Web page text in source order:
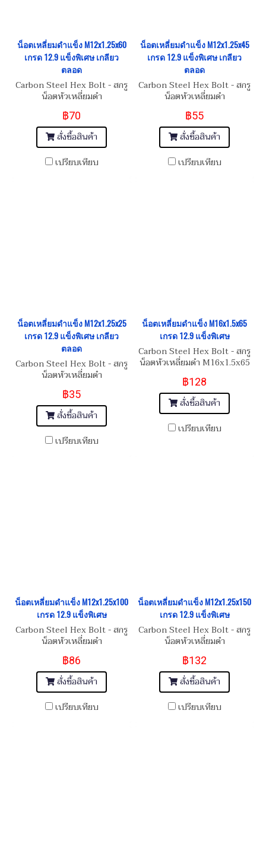
น็อตเหลี่ยมดำแข็ง M12x1.25x60
เกรด 12.9 แข็งพิเศษ เกลียว
ตลอด
Carbon Steel Hex Bolt - สกรู
น็อตหัวเหลี่ยมดำ
฿70
สั่งซื้อสินค้า
เปรียบเทียบ
น็อตเหลี่ยมดำแข็ง M12x1.25x45
เกรด 12.9 แข็งพิเศษ เกลียว
ตลอด
Carbon Steel Hex Bolt - สกรู
น็อตหัวเหลี่ยมดำ
฿55
สั่งซื้อสินค้า
เปรียบเทียบ
น็อตเหลี่ยมดำแข็ง M12x1.25x25
เกรด 12.9 แข็งพิเศษ เกลียว
ตลอด
Carbon Steel Hex Bolt - สกรู
น็อตหัวเหลี่ยมดำ
M12x1.25x25
฿35
สั่งซื้อสินค้า
เปรียบเทียบ
น็อตเหลี่ยมดำแข็ง M16x1.5x65
เกรด 12.9 แข็งพิเศษ
Carbon Steel Hex Bolt - สกรู
น็อตหัวเหลี่ยมดำ M16x1.5x65
฿128
สั่งซื้อสินค้า
เปรียบเทียบ
น็อตเหลี่ยมดำแข็ง M12x1.25x100
เกรด 12.9 แข็งพิเศษ
Carbon Steel Hex Bolt - สกรู
น็อตหัวเหลี่ยมดำ
M12x1.25x100
฿86
สั่งซื้อสินค้า
เปรียบเทียบ
น็อตเหลี่ยมดำแข็ง M12x1.25x150
เกรด 12.9 แข็งพิเศษ
Carbon Steel Hex Bolt - สกรู
น็อตหัวเหลี่ยมดำ
M12x1.25x150
฿132
สั่งซื้อสินค้า
เปรียบเทียบ